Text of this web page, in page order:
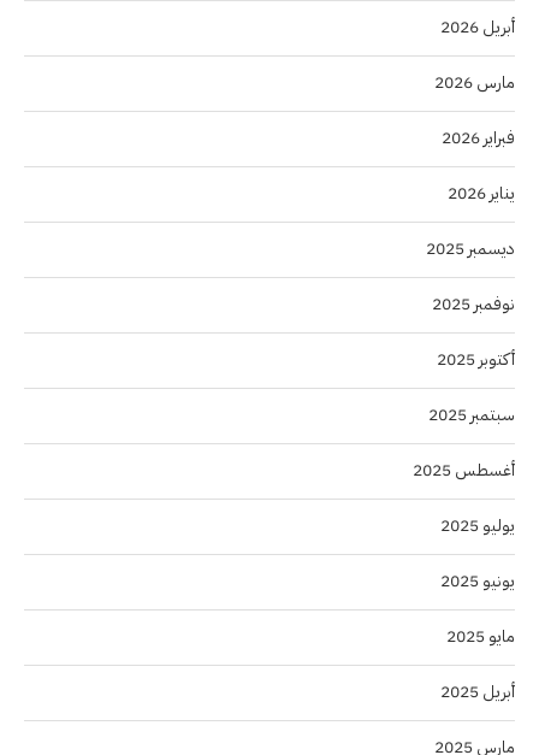
أبريل 2026
مارس 2026
فبراير 2026
يناير 2026
ديسمبر 2025
نوفمبر 2025
أكتوبر 2025
سبتمبر 2025
أغسطس 2025
يوليو 2025
يونيو 2025
مايو 2025
أبريل 2025
مارس 2025